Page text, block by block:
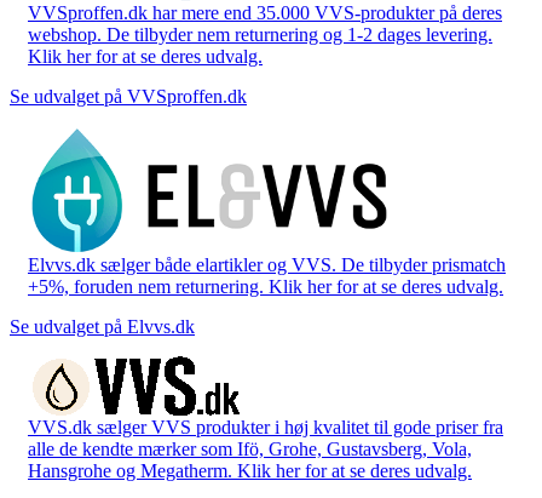
VVSproffen.dk har mere end 35.000 VVS-produkter på deres
webshop. De tilbyder nem returnering og 1-2 dages levering.
Klik her for at se deres udvalg.
Se udvalget på VVSproffen.dk
Elvvs.dk sælger både elartikler og VVS. De tilbyder prismatch
+5%, foruden nem returnering. Klik her for at se deres udvalg.
Se udvalget på Elvvs.dk
VVS.dk sælger VVS produkter i høj kvalitet til gode priser fra
alle de kendte mærker som Ifö, Grohe, Gustavsberg, Vola,
Hansgrohe og Megatherm. Klik her for at se deres udvalg.